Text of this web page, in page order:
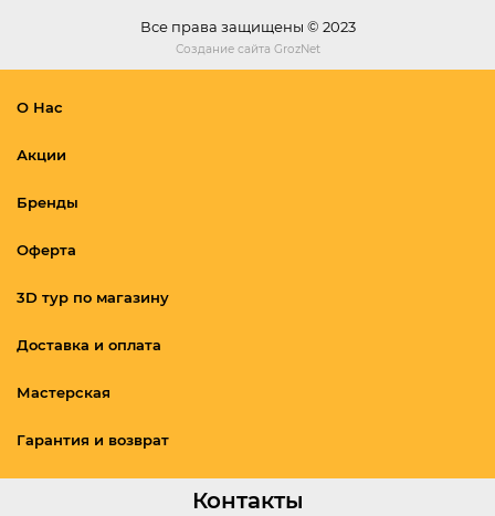
Все права защищены © 2023
Создание сайта GrozNet
О Нас
Акции
Бренды
Оферта
3D тур по магазину
Доставка и оплата
Мастерская
Гарантия и возврат
Контакты